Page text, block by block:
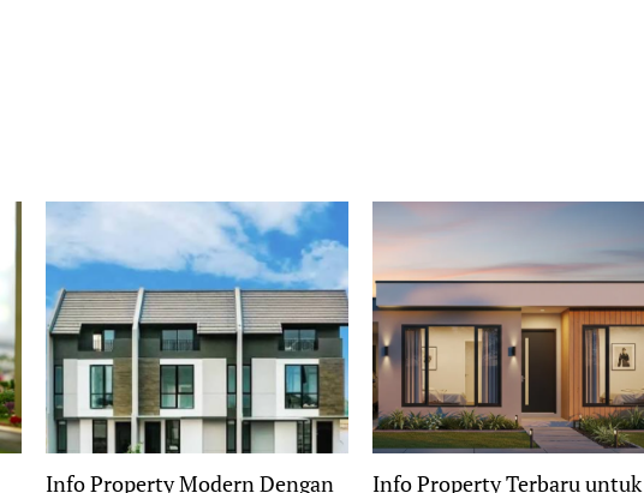
Info Property Modern Dengan
Info Property Terbaru untuk